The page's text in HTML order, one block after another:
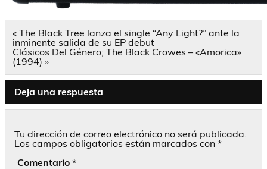
Navegación
de
entradas
« The Black Tree lanza el single “Any Light?” ante la
inminente salida de su EP debut
Clásicos Del Género; The Black Crowes – «Amorica»
(1994) »
Deja una respuesta
Tu dirección de correo electrónico no será publicada.
Los campos obligatorios están marcados con *
Comentario *